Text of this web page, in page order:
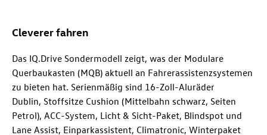
Cleverer fahren
Das IQ.Drive Sondermodell zeigt, was der Modulare
Querbaukasten (MQB) aktuell an Fahrerassistenzsystemen
zu bieten hat. Serienmäßig sind 16-Zoll-Aluräder
Dublin, Stoffsitze Cushion (Mittelbahn schwarz, Seiten
Petrol), ACC-System, Licht & Sicht-Paket, Blindspot und
Lane Assist, Einparkassistent, Climatronic, Winterpaket